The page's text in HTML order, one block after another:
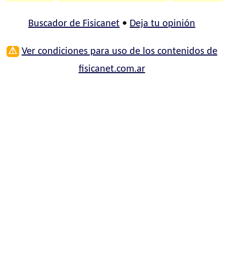
Buscador de Fisicanet • Deja tu opinión
⚠ Ver condiciones para uso de los contenidos de
fisicanet.com.ar